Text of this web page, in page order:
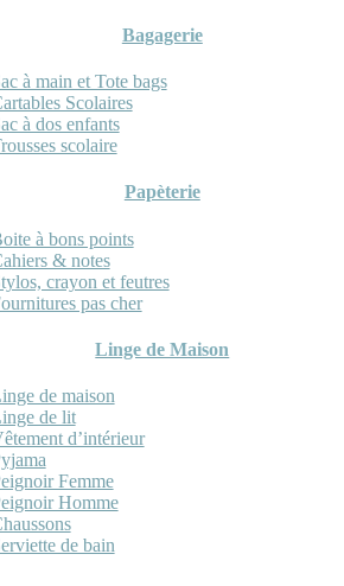
Bagagerie
à main et Tote bags
Scolaires
à dos enfants
scolaire
Papèterie
à bons points
& notes
crayon et feutres
pas cher
Linge de Maison
de maison
de lit
d’intérieur
Femme
Homme
de bain